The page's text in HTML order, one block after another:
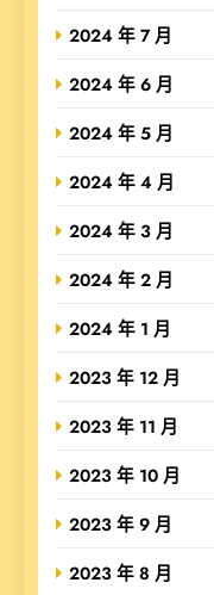
2024 年 7 月
2024 年 6 月
2024 年 5 月
2024 年 4 月
2024 年 3 月
2024 年 2 月
2024 年 1 月
2023 年 12 月
2023 年 11 月
2023 年 10 月
2023 年 9 月
2023 年 8 月